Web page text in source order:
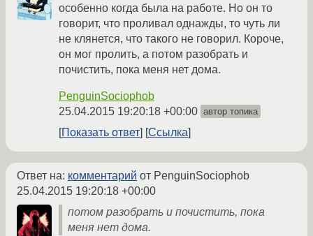
особенно когда была на работе. Но он то
говорит, что проливал однажды, то чуть ли
не клянется, что такого не говорил. Короче,
он мог пролить, а потом разобрать и
почистить, пока меня нет дома.
PenguinSociophob
25.04.2015 19:20:18 +00:00 автор топика
Показать ответ Ссылка
Ответ на: комментарий от PenguinSociophob
25.04.2015 19:20:18 +00:00
потом разобрать и почистить, пока
меня нет дома.